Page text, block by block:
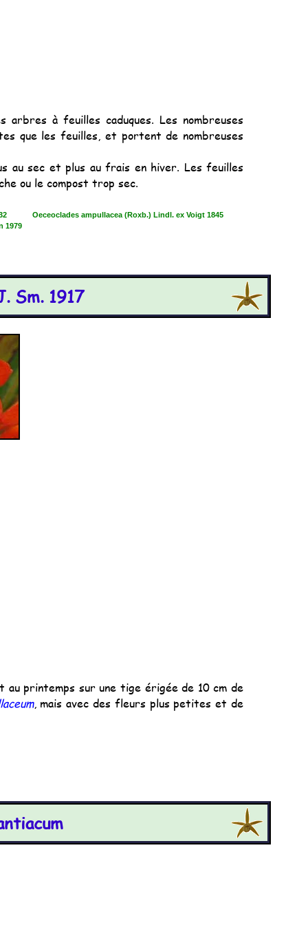
à feuilles caduques. Les nombreuses
que les feuilles, et portent de nombreuses
au sec et plus au frais en hiver. Les feuilles
ou le compost trop sec.
Oeceoclades ampullacea (Roxb.) Lindl. ex Voigt 1845
1979
Sm. 1917
printemps sur une tige érigée de 10 cm de
, mais avec des fleurs plus petites et de